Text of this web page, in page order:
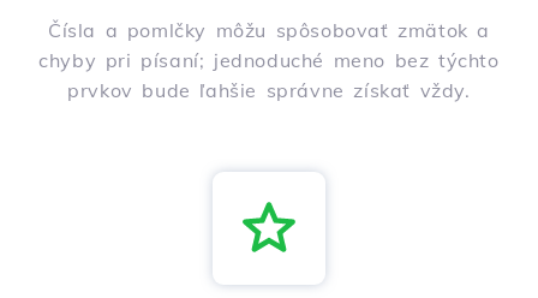
Čísla a pomlčky môžu spôsobovať zmätok a
chyby pri písaní; jednoduché meno bez týchto
prvkov bude ľahšie správne získať vždy.